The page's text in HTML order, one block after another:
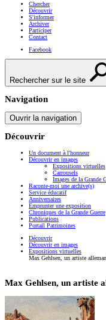
Chercher
Découvrir
S'informer
Archiver
Participer
Contact
Facebook
Rechercher sur le site
Navigation
Ouvrir la navigation
Découvrir
Un document à l'honneur
Découvrir en images
Expositions virtuelles
Carrousels
Images de la Grande
Raconte-moi une archive(s)
Service éducatif
Anniversaires
Emprunter une exposition
Chroniques de la Grande Guerre
Publications
Portail Patrimoines
Découvrir
Découvrir en images
Expositions virtuelles
Max Gehlsen, un artiste
Max Gehlsen, un artiste